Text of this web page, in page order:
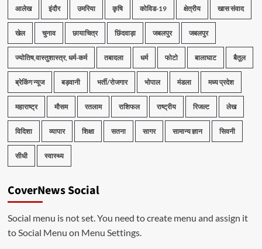
आलेख इंदौर उमरिया कृषि कोविड-19 क्षेत्रीय खास संवाद
खेल चुनाव छायाचित्र छिंदवाड़ा जबलपुर जबलपुर
ज्योतिष,वास्तुशास्त्र, धर्म-कर्म तबादला धर्म फोटो बालाघाट बैतूल
ब्रेकिंग न्यूज बड़वानी भर्ती/रोजगार भोपाल मंडला मध्य प्रदेश
महाराष्ट्र मौसम रतलाम राशिफल राष्ट्रीय रिजल्ट लेख
विदिशा व्यापार शिक्षा सतना सागर सामान्य ज्ञान सिवनी
सीधी स्वास्थ्य
CoverNews Social
Social menu is not set. You need to create menu and assign it
to Social Menu on Menu Settings.